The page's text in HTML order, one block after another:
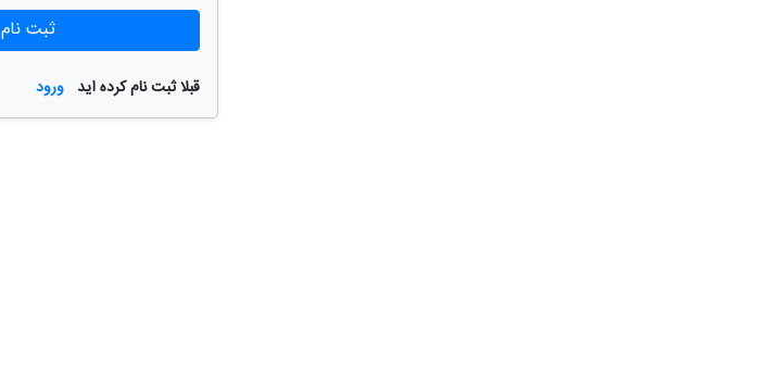
ثبت نام
قبلا ثبت نام کرده اید ورود